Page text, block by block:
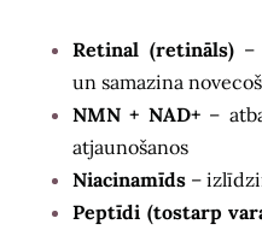
Retinal (retināls)–
un samazina
NMN + NAD+–
atjaunošanos
Niacinamīds –
Peptīdi (tostarp